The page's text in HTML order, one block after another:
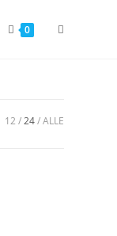
0
12 24 ALLE